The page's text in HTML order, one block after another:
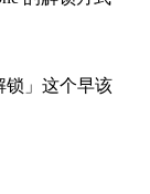
锁」这个早该